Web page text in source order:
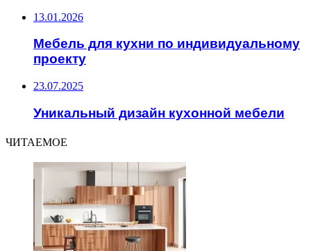
13.01.2026
Мебель для кухни по индивидуальному
проекту
23.07.2025
Уникальный дизайн кухонной мебели
ЧИТАЕМОЕ